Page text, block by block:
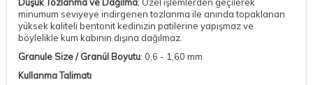
minumum seviyeye indirgenen tozlanma ile anında topaklanan
yüksek kaliteli bentonit kedinizin patilerine yapışmaz ve
böylelikle kum kabının dışına dağılmaz.
Granule Size / Granül Boyutu: 0,6 - 1,60 mm
Kullanma Talimatı